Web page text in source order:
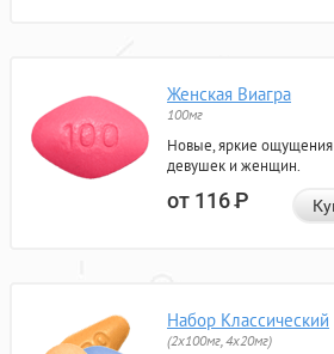
Женская Виагра
100мг
Новые, яркие
девушек и женщин.
от 116Р
Набор Классический
(2x100мг, 4x20мг)